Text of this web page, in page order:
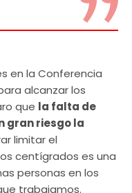
en la Conferencia
alcanzar los
que la falta de
gran riesgo la
limitar el
centígrados es una
personas en los
trabajamos.